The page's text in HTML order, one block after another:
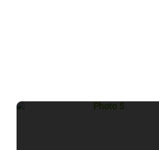
d'Alsace
Photo 5, ©